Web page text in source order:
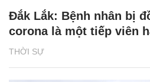
THỜI SỰ
Đắk Lắk: Bệnh nhân bị
corona là một tiếp viên